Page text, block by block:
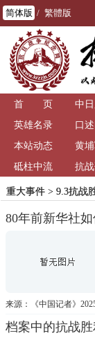
简体版 / 繁體版
首 页 中
英雄名录
口
本站动态
黄
砥柱中流
抗
重大事件> 9.3抗战
80年前新华社
来源：《中国记者》
档案中的抗战胜